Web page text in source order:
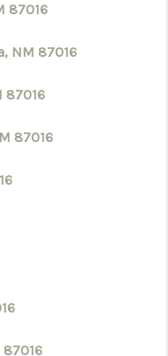
87016
NM 87016
87016
87016
87016